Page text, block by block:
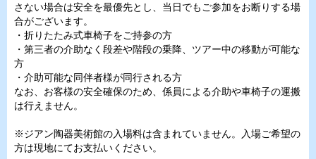
さない場合は安全を最優先とし、当日でもご参加をお断りする場
合がございます。
・折りたたみ式車椅子をご持参の方
・第三者の介助なく段差や階段の乗降、ツアー中の移動が可能な
方
・介助可能な同伴者様が同行される方
なお、お客様の安全確保のため、係員による介助や車椅子の運搬
は行えません。
※ジアン陶器美術館の入場料は含まれていません。入場ご希望の
方は現地にてお支払いください。